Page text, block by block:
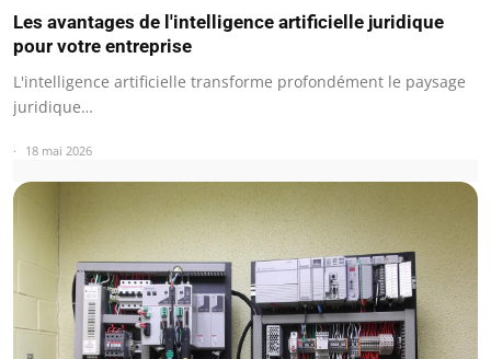
Les avantages de l'intelligence artificielle juridique
pour votre entreprise
L'intelligence artificielle transforme profondément le paysage
juridique…
18 mai 2026